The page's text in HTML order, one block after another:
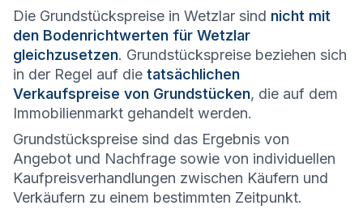
Die Grundstückspreise in Wetzlar sind nicht mit
den Bodenrichtwerten für Wetzlar
gleichzusetzen. Grundstückspreise beziehen sich
in der Regel auf die tatsächlichen
Verkaufspreise von Grundstücken, die auf dem
Immobilienmarkt gehandelt werden.
Grundstückspreise sind das Ergebnis von
Angebot und Nachfrage sowie von individuellen
Kaufpreisverhandlungen zwischen Käufern und
Verkäufern zu einem bestimmten Zeitpunkt.